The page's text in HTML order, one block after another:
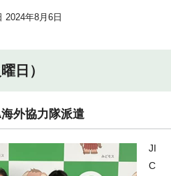
年8月6日
日）
外協力隊派遣
JI
C